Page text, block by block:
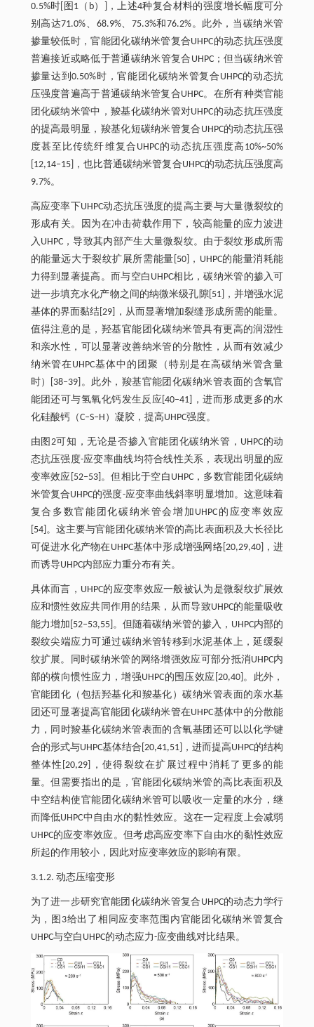
0.5%时[图1（b）]，上述4种复合材料的强度增长幅度可分
别高达71.0%、68.9%、75.3%和76.2%。此外，当碳纳米管
掺量较低时，官能团化碳纳米管复合UHPC的动态抗压强度
普遍接近或略低于普通碳纳米管复合UHPC；但当碳纳米管
掺量达到0.50%时，官能团化碳纳米管复合UHPC的动态抗
压强度普遍高于普通碳纳米管复合UHPC。在所有种类官能
团化碳纳米管中，羧基化碳纳米管对UHPC的动态抗压强度
的提高最明显，羧基化短碳纳米管复合UHPC的动态抗压强
度甚至比传统纤维复合UHPC的动态抗压强度高10%~50%
[12,14‒15]，也比普通碳纳米管复合UHPC的动态抗压强度高
9.7%。
高应变率下UHPC动态抗压强度的提高主要与大量微裂纹的
形成有关。因为在冲击荷载作用下，较高能量的应力波进
入UHPC，导致其内部产生大量微裂纹。由于裂纹形成所需
的能量远大于裂纹扩展所需能量[50]，UHPC的能量消耗能
力得到显著提高。而与空白UHPC相比，碳纳米管的掺入可
进一步填充水化产物之间的纳微米级孔隙[51]，并增强水泥
基体的界面黏结[29]，从而显著增加裂缝形成所需的能量。
值得注意的是，羟基官能团化碳纳米管具有更高的润湿性
和亲水性，可以显著改善纳米管的分散性，从而有效减少
纳米管在UHPC基体中的团聚（特别是在高碳纳米管含量
时）[38‒39]。此外，羧基官能团化碳纳米管表面的含氧官
能团还可与氢氧化钙发生反应[40‒41]，进而形成更多的水
化硅酸钙（C‒S‒H）凝胶，提高UHPC强度。
由图2可知，无论是否掺入官能团化碳纳米管，UHPC的动
态抗压强度-应变率曲线均符合线性关系，表现出明显的应
变率效应[52‒53]。但相比于空白UHPC，多数官能团化碳纳
米管复合UHPC的强度-应变率曲线斜率明显增加。这意味着
复合多数官能团化碳纳米管会增加UHPC的应变率效应
[54]。这主要与官能团化碳纳米管的高比表面积及大长径比
可促进水化产物在UHPC基体中形成增强网络[20,29,40]，进
而诱导UHPC内部应力重分布有关。
具体而言，UHPC的应变率效应一般被认为是微裂纹扩展效
应和惯性效应共同作用的结果，从而导致UHPC的能量吸收
能力增加[52‒53,55]。但随着碳纳米管的掺入，UHPC内部的
裂纹尖端应力可通过碳纳米管转移到水泥基体上，延缓裂
纹扩展。同时碳纳米管的网络增强效应可部分抵消UHPC内
部的横向惯性应力，增强UHPC的围压效应[20,40]。此外，
官能团化（包括羟基化和羧基化）碳纳米管表面的亲水基
团还可显著提高官能团化碳纳米管在UHPC基体中的分散能
力，同时羧基化碳纳米管表面的含氧基团还可以以化学键
合的形式与UHPC基体结合[20,41,51]，进而提高UHPC的结构
整体性[20,29]，使得裂纹在扩展过程中消耗了更多的能
量。但需要指出的是，官能团化碳纳米管的高比表面积及
中空结构使官能团化碳纳米管可以吸收一定量的水分，继
而降低UHPC中自由水的黏性效应。这在一定程度上会减弱
UHPC的应变率效应。但考虑高应变率下自由水的黏性效应
所起的作用较小，因此对应变率效应的影响有限。
3.1.2. 动态压缩变形
为了进一步研究官能团化碳纳米管复合UHPC的动态力学行
为，图3给出了相同应变率范围内官能团化碳纳米管复合
UHPC与空白UHPC的动态应力-应变曲线对比结果。